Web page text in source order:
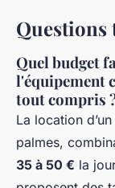
Questions
Quel budget
l'équipement
tout compris
La location
palmes,
35 à 50 € la